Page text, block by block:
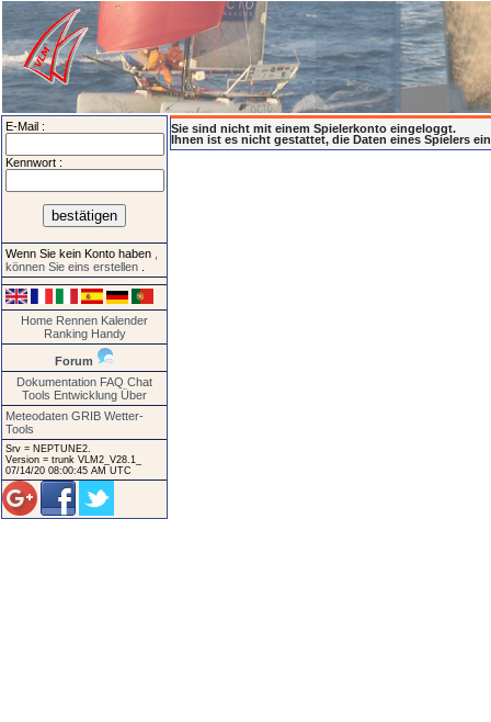
E-Mail :
Kennwort :
Wenn Sie kein Konto haben
können Sie eins erstellen
Home Rennen Kalender
Ranking Handy
Forum
Dokumentation FAQ Chat
Tools Entwicklung Über
Meteodaten GRIB Wetter-
Tools
Srv = NEPTUNE2.
Version = trunk VLM2_V28.1_
07/14/20 08:00:45 AM UTC
Sie sind nicht mit einem Spielerkonto eingeloggt.
Ihnen ist es nicht gestattet, die Daten eines Spielers